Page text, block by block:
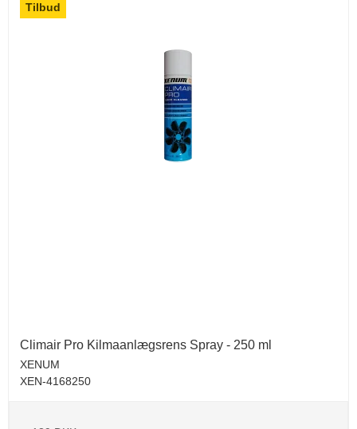
Tilbud
Climair Pro Kilmaanlægsrens Spray - 250 ml
XENUM
XEN-4168250